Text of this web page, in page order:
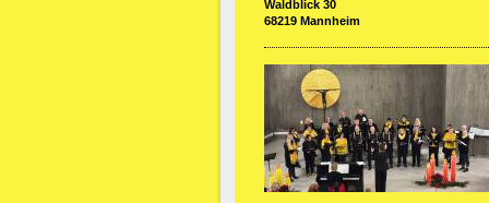
Waldblick 30
68219 Mannheim